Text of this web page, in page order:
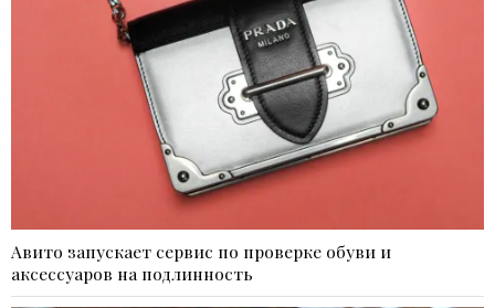
Авито запускает сервис по проверке обуви и
аксессуаров на подлинность